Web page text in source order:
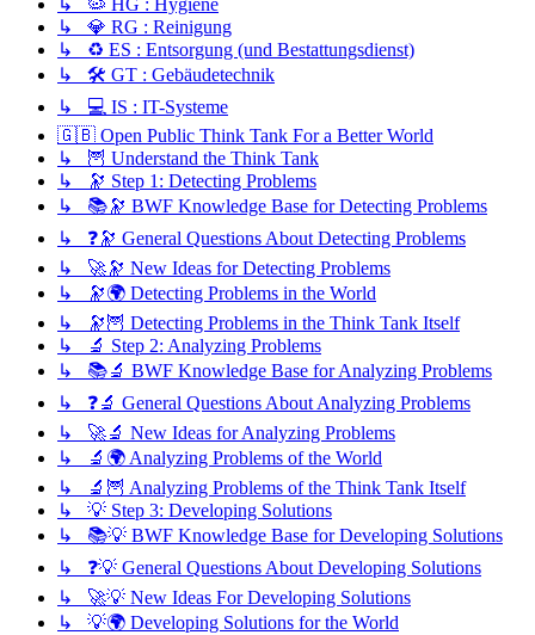
↳ 🦠 HG : Hygiene
↳ 💎 RG : Reinigung
↳ ♻️ ES : Entsorgung (und Bestattungsdienst)
↳ 🛠️ GT : Gebäudetechnik
↳ 💻 IS : IT-Systeme
🇬🇧 Open Public Think Tank For a Better World
↳ 🦉 Understand the Think Tank
↳ 🔭 Step 1: Detecting Problems
↳ 📚🔭 BWF Knowledge Base for Detecting Problems
↳ ❓🔭 General Questions About Detecting Problems
↳ 🚀🔭 New Ideas for Detecting Problems
↳ 🔭🌍 Detecting Problems in the World
↳ 🔭🦉 Detecting Problems in the Think Tank Itself
↳ 🔬 Step 2: Analyzing Problems
↳ 📚🔬 BWF Knowledge Base for Analyzing Problems
↳ ❓🔬 General Questions About Analyzing Problems
↳ 🚀🔬 New Ideas for Analyzing Problems
↳ 🔬🌍 Analyzing Problems of the World
↳ 🔬🦉 Analyzing Problems of the Think Tank Itself
↳ 💡 Step 3: Developing Solutions
↳ 📚💡 BWF Knowledge Base for Developing Solutions
↳ ❓💡 General Questions About Developing Solutions
↳ 🚀💡 New Ideas For Developing Solutions
↳ 💡🌍 Developing Solutions for the World